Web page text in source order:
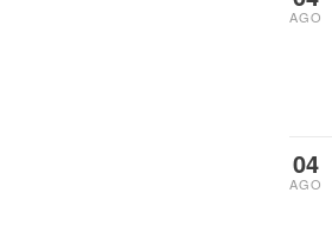
AGO
04
AGO